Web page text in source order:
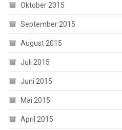
Oktober 2015
September 2015
August 2015
Juli 2015
Juni 2015
Mai 2015
April 2015